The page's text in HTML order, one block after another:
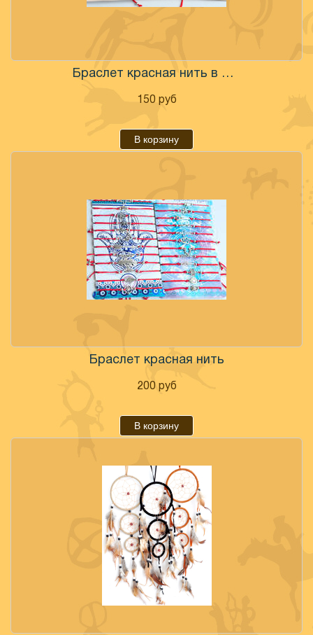
Браслет красная нить в ассортименте
150 руб
В корзину
Браслет красная нить
200 руб
В корзину